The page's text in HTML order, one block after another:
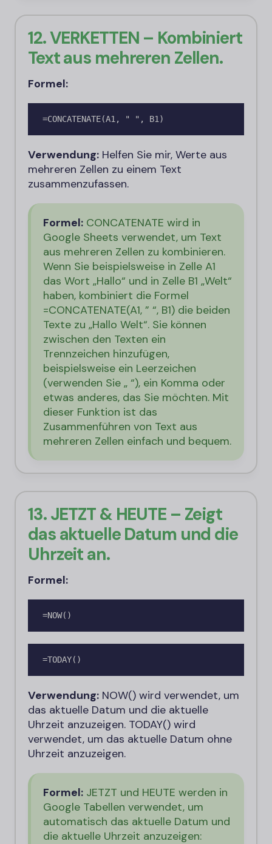
12. VERKETTEN – Kombiniert
Text aus mehreren Zellen.
Formel:
=CONCATENATE(A1, " ", B1)
Verwendung: Helfen Sie mir, Werte aus
mehreren Zellen zu einem Text
zusammenzufassen.
Formel: CONCATENATE wird in
Google Sheets verwendet, um Text
aus mehreren Zellen zu kombinieren.
Wenn Sie beispielsweise in Zelle A1
das Wort „Hallo“ und in Zelle B1 „Welt“
haben, kombiniert die Formel
=CONCATENATE(A1, ” “, B1) die beiden
Texte zu „Hallo Welt“. Sie können
zwischen den Texten ein
Trennzeichen hinzufügen,
beispielsweise ein Leerzeichen
(verwenden Sie „ “), ein Komma oder
etwas anderes, das Sie möchten. Mit
dieser Funktion ist das
Zusammenführen von Text aus
mehreren Zellen einfach und bequem.
13. JETZT & HEUTE – Zeigt
das aktuelle Datum und die
Uhrzeit an.
Formel:
=NOW()
=TODAY()
Verwendung: NOW() wird verwendet, um
das aktuelle Datum und die aktuelle
Uhrzeit anzuzeigen. TODAY() wird
verwendet, um das aktuelle Datum ohne
Uhrzeit anzuzeigen.
Formel: JETZT und HEUTE werden in
Google Tabellen verwendet, um
automatisch das aktuelle Datum und
die aktuelle Uhrzeit anzuzeigen: